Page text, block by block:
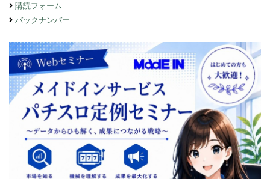
購読フォーム
バックナンバー